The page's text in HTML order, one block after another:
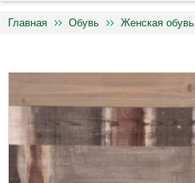
Главная Обувь Женская обувь